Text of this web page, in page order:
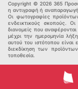
Copyright © 2026 365
η αντιγραφή ή
Οι φωτογραφίες
ενδεικτικούς σκοπούς.
διανομείς που
μέχρι την ημερομηνία
αυτού του ιστότοπου είναι
διεκδίκηση των
τοποθεσία.